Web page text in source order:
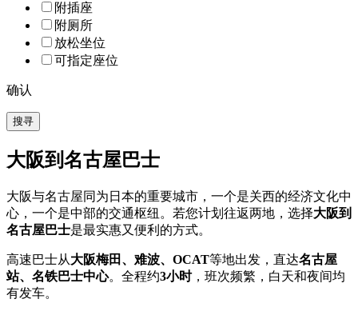
附插座
附厕所
放松坐位
可指定座位
确认
搜寻
大阪到名古屋巴士
大阪与名古屋同为日本的重要城市，一个是关西的经济文化中
心，一个是中部的交通枢纽。若您计划往返两地，选择大阪到
名古屋巴士是最实惠又便利的方式。
高速巴士从大阪梅田、难波、OCAT等地出发，直达名古屋
站、名铁巴士中心。全程约3小时，班次频繁，白天和夜间均
有发车。